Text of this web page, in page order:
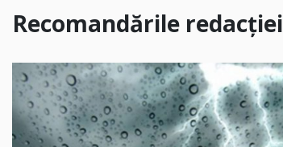
Recomandările redacției